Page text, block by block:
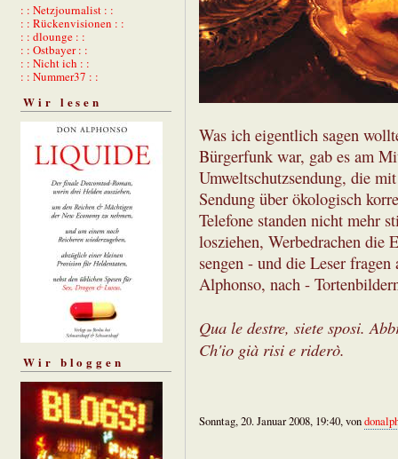
: : Netzjournalist : :
: : Rückenvisionen : :
: : dlounge : :
: : Ostbayer : :
: : Nicht ich : :
: : Nummer37 : :
Wir lesen
Wir bloggen
Was ich eigentlich sagen
Bürgerfunk war, gab es am
Umweltschutzsendung, die
Sendung über ökologisch
Telefone standen nicht mehr
losziehen, Werbedrachen die
sengen - und die Leser
Alphonso, nach -
Qua le destre, siete sposi.
Ch'io già risi e riderò.
Sonntag, 20. Januar 2008, 19:40, von